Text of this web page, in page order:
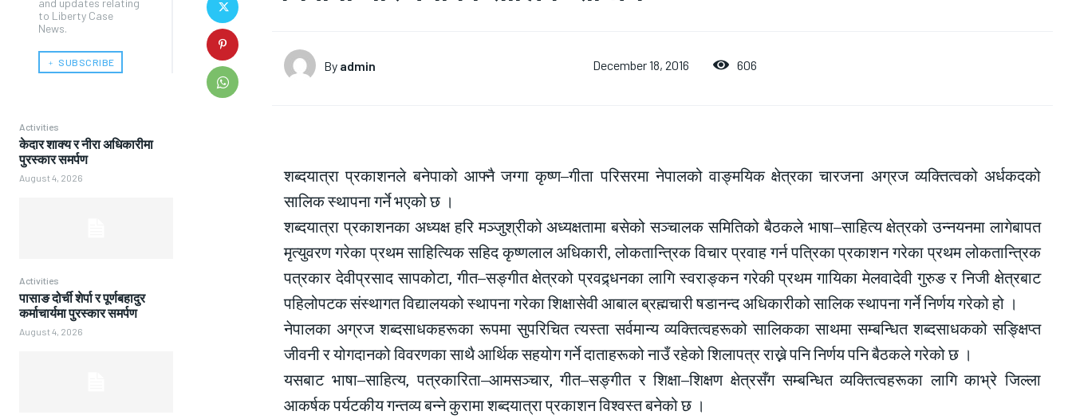
and updates relating
to Liberty Case
News.
﹢ SUBSCRIBE
Activities
केदार शाक्य र नीरा अधिकारीमा
पुरस्कार समर्पण
August 4, 2026
Activities
पासाङ दोर्ची शेर्पा र पूर्णबहादुर
कर्माचार्यमा पुरस्कार समर्पण
August 4, 2026
By admin December 18, 2016 606
शब्दयात्रा प्रकाशनले बनेपाको आफ्नै जग्गा कृष्ण–गीता परिसरमा नेपालको वाङ्मयिक क्षेत्रका चारजना अग्रज व्यक्तित्वको अर्धकदको
सालिक स्थापना गर्ने भएको छ ।
शब्दयात्रा प्रकाशनका अध्यक्ष हरि मञ्जुश्रीको अध्यक्षतामा बसेको सञ्चालक समितिको बैठकले भाषा–साहित्य क्षेत्रको उन्नयनमा लागेबापत
मृत्युवरण गरेका प्रथम साहित्यिक सहिद कृष्णलाल अधिकारी, लोकतान्त्रिक विचार प्रवाह गर्न पत्रिका प्रकाशन गरेका प्रथम लोकतान्त्रिक
पत्रकार देवीप्रसाद सापकोटा, गीत–सङ्गीत क्षेत्रको प्रवद्र्धनका लागि स्वराङ्कन गरेकी प्रथम गायिका मेलवादेवी गुरुङ र निजी क्षेत्रबाट
पहिलोपटक संस्थागत विद्यालयको स्थापना गरेका शिक्षासेवी आबाल ब्रह्मचारी षडानन्द अधिकारीको सालिक स्थापना गर्ने निर्णय गरेको हो ।
नेपालका अग्रज शब्दसाधकहरूका रूपमा सुपरिचित त्यस्ता सर्वमान्य व्यक्तित्वहरूको सालिकका साथमा सम्बन्धित शब्दसाधकको सङ्क्षिप्त
जीवनी र योगदानको विवरणका साथै आर्थिक सहयोग गर्ने दाताहरूको नाउँ रहेको शिलापत्र राख्ने पनि निर्णय पनि बैठकले गरेको छ ।
यसबाट भाषा–साहित्य, पत्रकारिता–आमसञ्चार, गीत–सङ्गीत र शिक्षा–शिक्षण क्षेत्रसँग सम्बन्धित व्यक्तित्वहरूका लागि काभ्रे जिल्ला
आकर्षक पर्यटकीय गन्तव्य बन्ने कुरामा शब्दयात्रा प्रकाशन विश्वस्त बनेको छ ।